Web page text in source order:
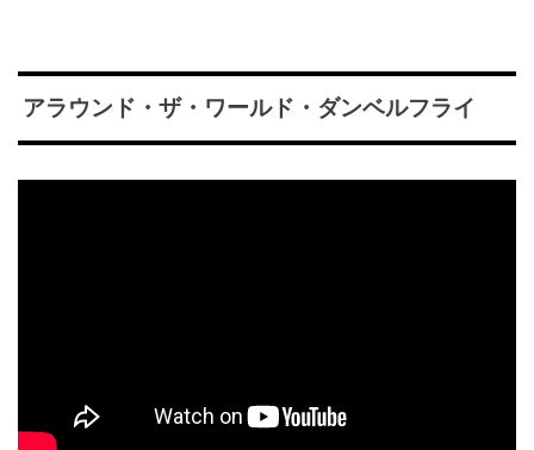
アラウンド・ザ・ワールド・ダンベルフライ